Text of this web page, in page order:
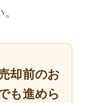
却前のお
も進めら